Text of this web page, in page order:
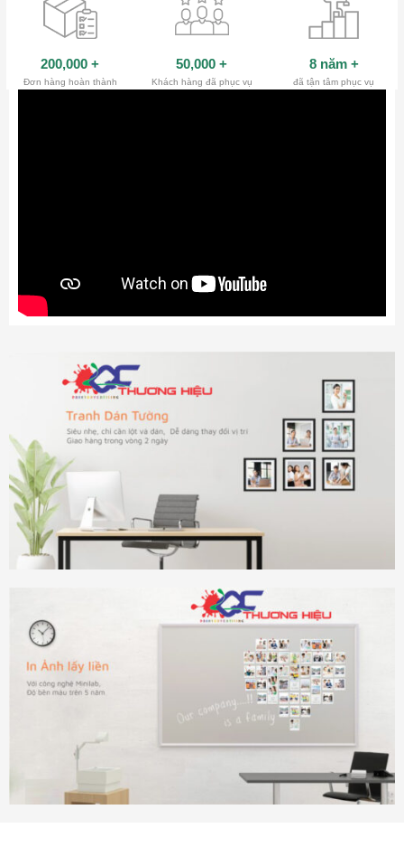
200,000 +
Đơn hàng hoàn thành
50,000 +
Khách hàng đã phục vụ
8 năm +
đã tận tâm phục vụ